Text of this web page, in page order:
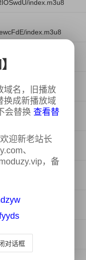
index.m3u8
index.m3u8
index.m3u8
index.m3u8
index.m3u8
index.m3u8
index.m3u8
index.m3u8
index.m3u8
域名，旧播放
换成新播放域
会替换 查看替
迎新老站长
、
，备
对话框